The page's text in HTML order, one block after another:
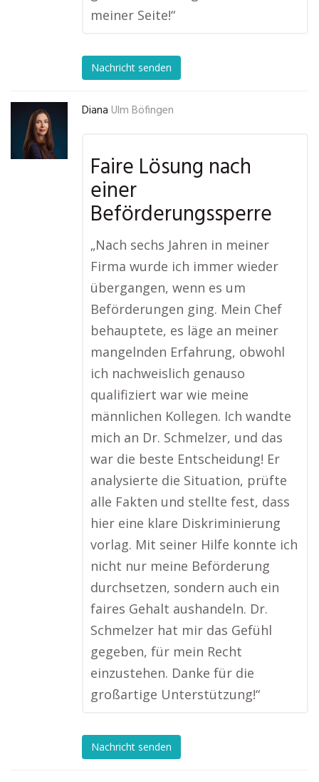
meiner Seite!“
Nachricht senden
Diana Ulm Böfingen
Faire Lösung nach
einer
Beförderungssperre
„Nach sechs Jahren in meiner
Firma wurde ich immer wieder
übergangen, wenn es um
Beförderungen ging. Mein Chef
behauptete, es läge an meiner
mangelnden Erfahrung, obwohl
ich nachweislich genauso
qualifiziert war wie meine
männlichen Kollegen. Ich wandte
mich an Dr. Schmelzer, und das
war die beste Entscheidung! Er
analysierte die Situation, prüfte
alle Fakten und stellte fest, dass
hier eine klare Diskriminierung
vorlag. Mit seiner Hilfe konnte ich
nicht nur meine Beförderung
durchsetzen, sondern auch ein
faires Gehalt aushandeln. Dr.
Schmelzer hat mir das Gefühl
gegeben, für mein Recht
einzustehen. Danke für die
großartige Unterstützung!“
Nachricht senden